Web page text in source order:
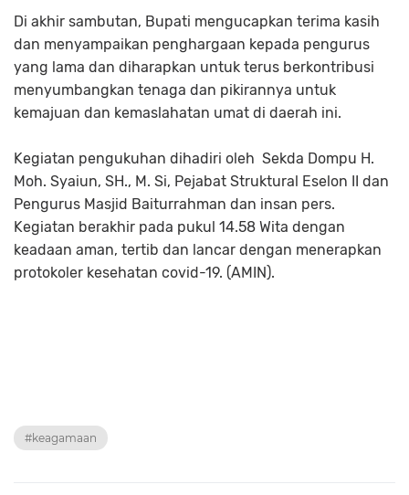
Di akhir sambutan, Bupati mengucapkan terima kasih
dan menyampaikan penghargaan kepada pengurus
yang lama dan diharapkan untuk terus berkontribusi
menyumbangkan tenaga dan pikirannya untuk
kemajuan dan kemaslahatan umat di daerah ini.
Kegiatan pengukuhan dihadiri oleh Sekda Dompu H.
Moh. Syaiun, SH., M. Si, Pejabat Struktural Eselon II dan
Pengurus Masjid Baiturrahman dan insan pers.
Kegiatan berakhir pada pukul 14.58 Wita dengan
keadaan aman, tertib dan lancar dengan menerapkan
protokoler kesehatan covid-19. (AMIN).
#keagamaan